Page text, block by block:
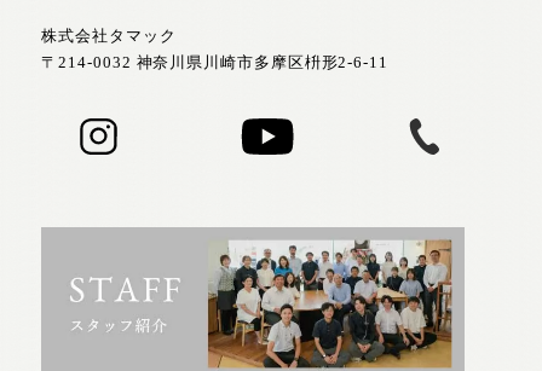
株式会社タマック
〒214-0032 神奈川県川崎市多摩区枡形2-6-11